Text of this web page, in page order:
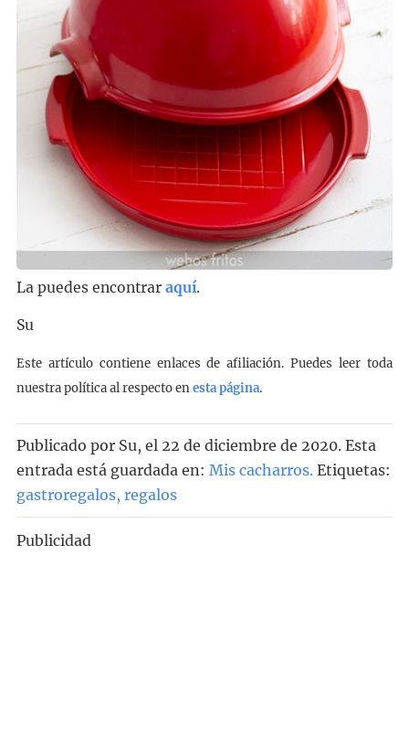
La puedes encontrar aquí.
Su
Este artículo contiene enlaces de afiliación. Puedes leer toda
nuestra política al respecto enesta página.
Publicado por Su, el 22 de diciembre de 2020. Esta
entrada está guardada en: Mis cacharros. Etiquetas:
gastroregalos, regalos
Publicidad